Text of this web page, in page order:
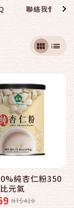
聯絡我們
純杏仁粉350
元氣
NT$420